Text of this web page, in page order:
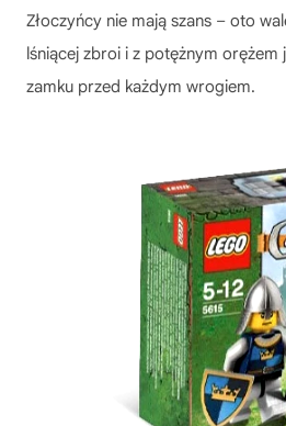
Złoczyńcy nie mają szans – oto
lśniącej zbroi i z potężnym
zamku przed każdym wrogiem.